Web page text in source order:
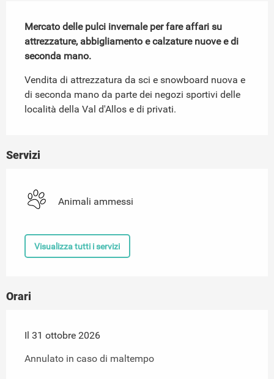
Mercato delle pulci invernale per fare affari su
attrezzature, abbigliamento e calzature nuove e di
seconda mano.
Vendita di attrezzatura da sci e snowboard nuova e
di seconda mano da parte dei negozi sportivi delle
località della Val d'Allos e di privati.
Servizi
Animali ammessi
Visualizza tutti i servizi
Orari
Il 31 ottobre 2026
Annulato in caso di maltempo